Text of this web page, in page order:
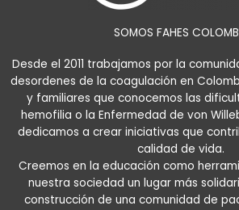
SOMOS FAHES
Desde el 2011 trabajamos por la
desordenes de la coagulación en
y familiares que conocemos las
hemofilia o la Enfermedad de von
dedicamos a crear iniciativas que
calidad de vida.
Creemos en la educación como
nuestra sociedad un lugar más
construcción de una comunidad de